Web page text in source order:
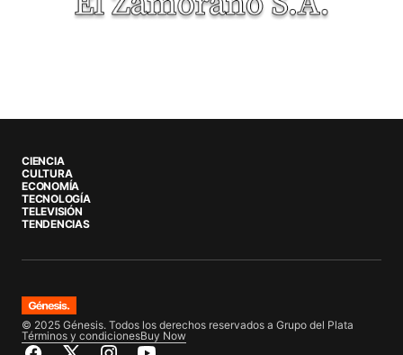
CIENCIA
CULTURA
ECONOMÍA
TECNOLOGÍA
TELEVISIÓN
TENDENCIAS
© 2025 Génesis. Todos los derechos reservados a Grupo del Plata
Términos y condicionesBuy Now